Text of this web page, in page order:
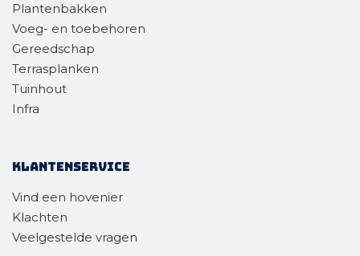
Plantenbakken
Voeg- en toebehoren
Gereedschap
Terrasplanken
Tuinhout
Infra
Klantenservice
Vind een hovenier
Klachten
Veelgestelde vragen